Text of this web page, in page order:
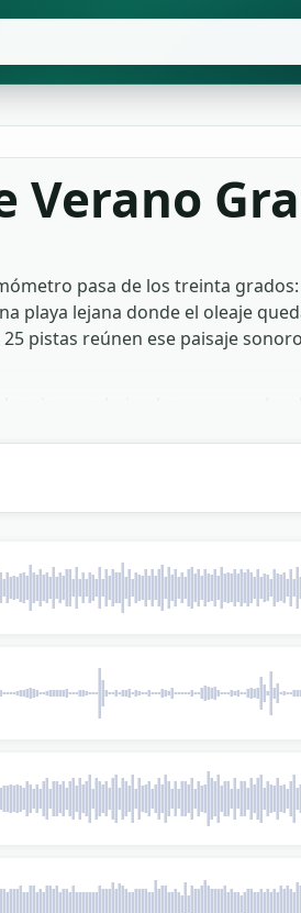
Verano
pasa de los treinta
playa lejana donde el oleaje
pistas reúnen ese paisaje
la playa lejana funciona